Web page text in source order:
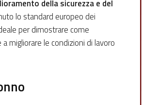
della sicurezza e del
lo standard europeo dei
per dimostrare come
migliorare le condizioni di lavoro